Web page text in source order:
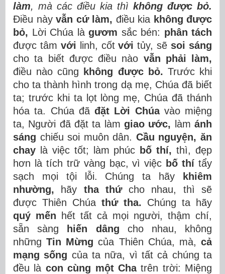
làm, mà các điều kia thì không được bỏ.
Điều này vẫn cứ làm, điều kia không được
bỏ, Lời Chúa là gươm sắc bén: phân tách
được tâm với linh, cốtvới tủy, sẽ soi sáng
cho ta biết được điều nào vẫn phải làm,
điều nào cũng
không được bỏ. Trước khi
cho ta thành hình trong dạ mẹ, Chúa đã biết
ta; trước khi ta lọt lòng mẹ, Chúa đã thánh
hóa ta. Chúa đã đặt Lời Chúavào miệng
ta, Người đã đặt ta làm giao ước, làmánh
sáng chiếu soi muôn dân. Cầu nguyện, ăn
chay là việc tốt; làm phúc bố thí, thì, đẹp
hơn là tích trữ vàng bạc, vì việc bố thí tẩy
sạch mọi tội lỗi. Chúng ta hãy
khiêm
nhường, hãy tha thứcho nhau, thì sẽ
được Thiên Chúa thứ tha. Chúng ta hãy
quý mến hết tất cả mọi người, thậm chí,
sẵn sàng
hiến dâng cho nhau, không
nhữngTin Mừng của Thiên Chúa, mà,cả
mạng sống của ta nữa, vì tất cả chúng ta
đều là con cùng một Chatrên trời: Miệng